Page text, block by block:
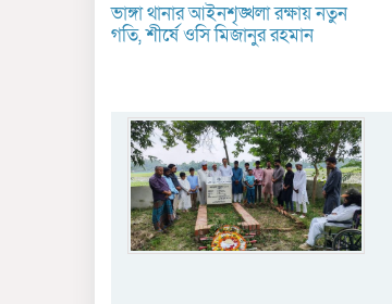
ভাঙ্গা থানার আইনশৃঙ্খলা রক্ষায় নতুন
গতি, শীর্ষে ওসি মিজানুর রহমান